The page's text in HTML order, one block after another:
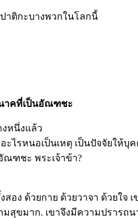
าติกะบางพวกในโลกนี้
นาคที่เป็นอัณฑชะ
หนึ่งแล้ว
ไรหนอเป็นเหตุ เป็นปัจจัยให้บุ
ณฑชะ พระเจ้าข้า?
ง ด้วยกาย ด้วยวาจา ด้วยใจ เ
ขมาก. เขาจึงมีความปรารถน